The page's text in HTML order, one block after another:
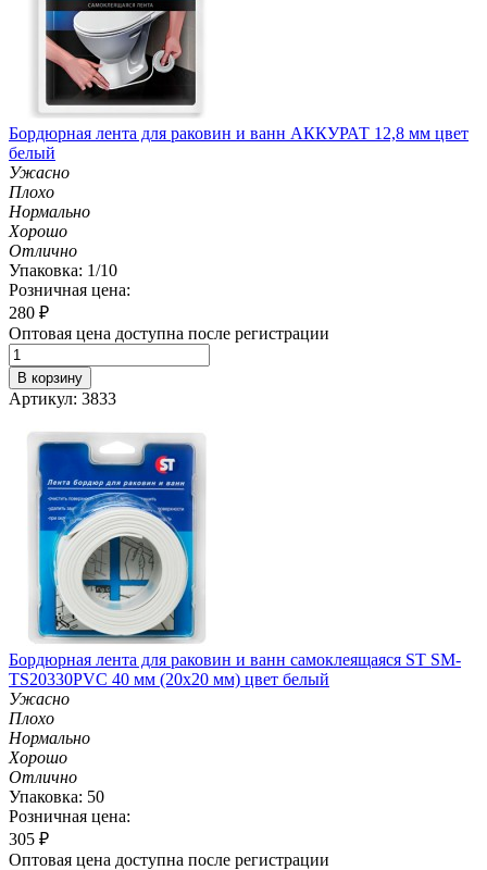
Бордюрная лента для раковин и ванн АККУРАТ 12,8 мм цвет
белый
Ужасно
Плохо
Нормально
Хорошо
Отлично
Упаковка: 1/10
Розничная цена:
280 ₽
Оптовая цена доступна после регистрации
В корзину
Артикул: 3833
Бордюрная лента для раковин и ванн самоклеящаяся ST SM-
TS20330PVC 40 мм (20х20 мм) цвет белый
Ужасно
Плохо
Нормально
Хорошо
Отлично
Упаковка: 50
Розничная цена:
305 ₽
Оптовая цена доступна после регистрации